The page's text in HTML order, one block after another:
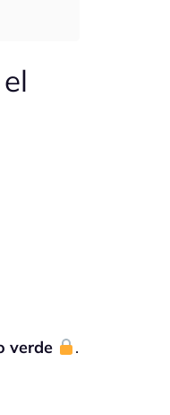
verde .